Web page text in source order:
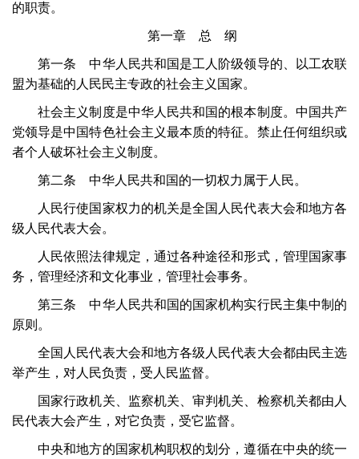
的职责。
第一章 总 纲
第一条 中华人民共和国是工人阶级领导的、以工农联
盟为基础的人民民主专政的社会主义国家。
社会主义制度是中华人民共和国的根本制度。中国共产
党领导是中国特色社会主义最本质的特征。禁止任何组织或
者个人破坏社会主义制度。
第二条 中华人民共和国的一切权力属于人民。
人民行使国家权力的机关是全国人民代表大会和地方各
级人民代表大会。
人民依照法律规定，通过各种途径和形式，管理国家事
务，管理经济和文化事业，管理社会事务。
第三条 中华人民共和国的国家机构实行民主集中制的
原则。
全国人民代表大会和地方各级人民代表大会都由民主选
举产生，对人民负责，受人民监督。
国家行政机关、监察机关、审判机关、检察机关都由人
民代表大会产生，对它负责，受它监督。
中央和地方的国家机构职权的划分，遵循在中央的统一